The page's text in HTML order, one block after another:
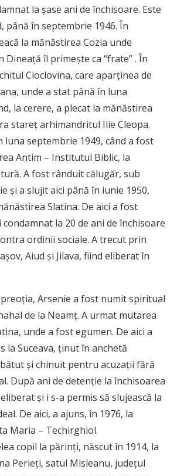
la șase ani de închisoare. Este
până în septembrie 1946. În
la mănăstirea Cozia unde
Dineață îl primește ca “frate” . În
Cioclovina, care aparținea de
unde a stat până în luna
la cerere, a plecat la mănăstirea
stareț arhimandritul Ilie Cleopa.
luna septembrie 1949, când a fost
Antim – Institutul Biblic, la
A fost rânduit călugăr, sub
și a slujit aici până în iunie 1950,
Slatina. De aici a fost
la 20 de ani de închisoare
ordinii sociale. A trecut prin
Aiud și Jilava, fiind eliberat în
Arsenie a fost numit spiritual
de la Neamț. A urmat mutarea
unde a fost egumen. De aici a
la Suceava, ținut în anchetă
și chinuit pentru acuzații fără
După ani de detenție la închisoarea
și i s-a permis să slujească la
De aici, a ajuns, în 1976, la
Maria – Techirghiol.
copil la părinți, născut în 1914, la
Perieți, satul Misleanu, județul